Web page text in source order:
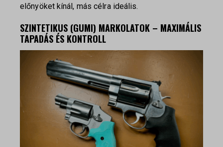
előnyöket kínál, más célra ideális.
SZINTETIKUS (GUMI) MARKOLATOK – MAXIMÁLIS
TAPADÁS ÉS KONTROLL